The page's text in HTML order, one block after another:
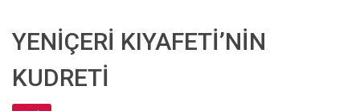
YENİÇERİ KIYAFETİ’NİN
KUDRETİ